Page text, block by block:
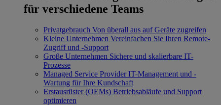
für verschiedene Teams
Privatgebrauch Von überall aus auf Geräte zugreifen
Kleine Unternehmen Vereinfachen Sie Ihren Remote-
Zugriff und -Support
Große Unternehmen Sichere und skalierbare IT-
Prozesse
Managed Service Provider IT-Management und -
Wartung für Ihre Kundschaft
Erstausrüster (OEMs) Betriebsabläufe und Support
optimieren